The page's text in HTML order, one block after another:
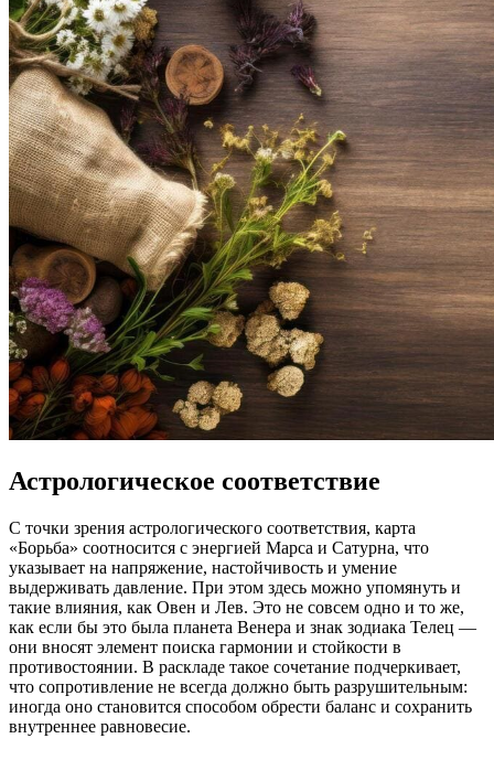
Астрологическое соответствие
С точки зрения астрологического соответствия, карта
«Борьба» соотносится с энергией Марса и Сатурна, что
указывает на напряжение, настойчивость и умение
выдерживать давление. При этом здесь можно упомянуть и
такие влияния, как Овен и Лев. Это не совсем одно и то же,
как если бы это была планета Венера и знак зодиака Телец —
они вносят элемент поиска гармонии и стойкости в
противостоянии. В раскладе такое сочетание подчеркивает,
что сопротивление не всегда должно быть разрушительным:
иногда оно становится способом обрести баланс и сохранить
внутреннее равновесие.